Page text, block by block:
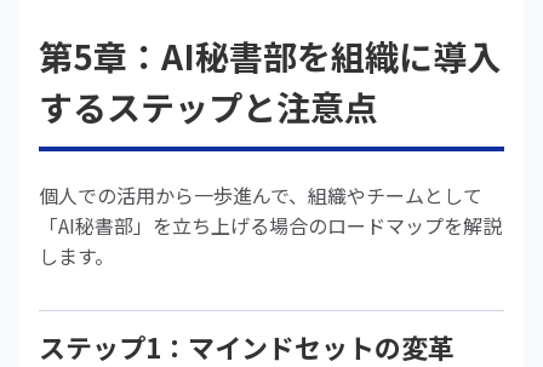
第5章：AI秘書部を組織に導入
するステップと注意点
個人での活用から一歩進んで、組織やチームとして
「AI秘書部」を立ち上げる場合のロードマップを解説
します。
ステップ1：マインドセットの変革